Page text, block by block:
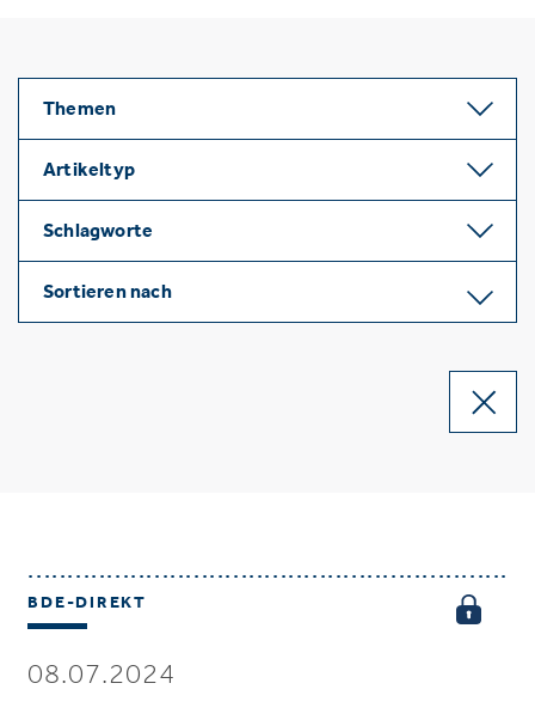
Themen
Artikeltyp
Schlagworte
Sortieren nach
BDE-DIREKT
08.07.2024